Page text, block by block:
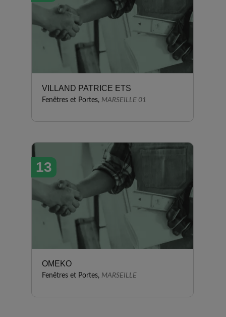
VILLAND PATRICE ETS
Fenêtres et Portes, MARSEILLE 01
13
OMEKO
Fenêtres et Portes, MARSEILLE